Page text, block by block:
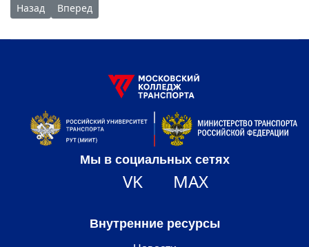
Предыдущий: Мастер-классы для школьников из г.о.
Назад Следующий: День открытых дверей: в преддверии
Вперед
Мы в социальных сетях
VK MAX
Внутренние ресурсы